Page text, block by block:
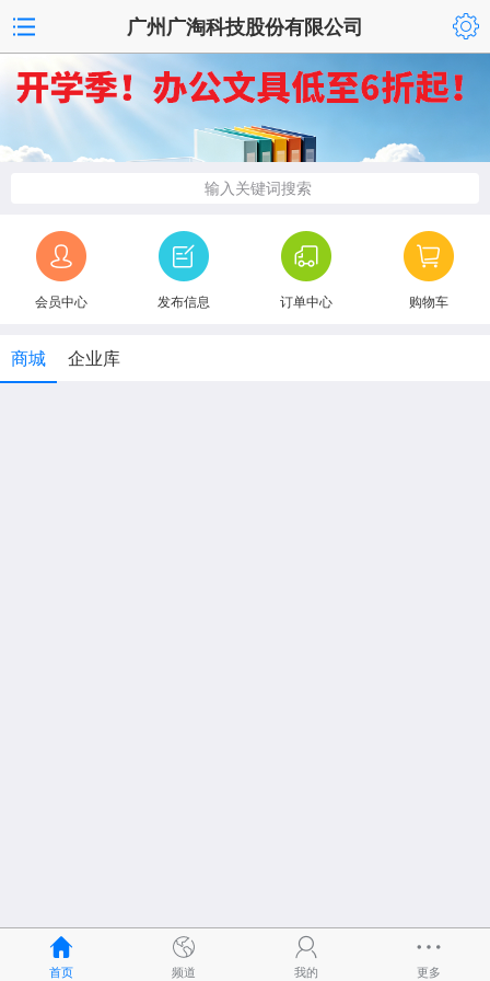
广州广淘科技股份有限公司
输入关键词搜索
会员中心 发布信息 订单中心 购物车
商城 企业库
首页 频道 我的 更多